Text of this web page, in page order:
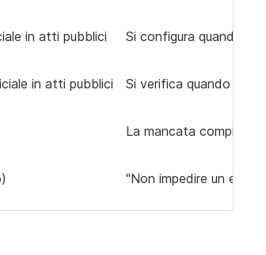
in atti pubblici Si configura quando il
in atti pubblici Si verifica quando
La mancata
"Non impedire un